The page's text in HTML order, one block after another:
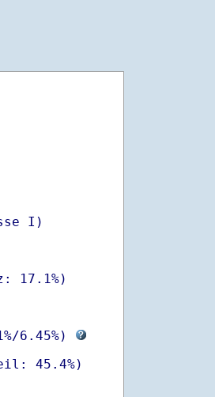
I)
17.1%)
/6.45%)